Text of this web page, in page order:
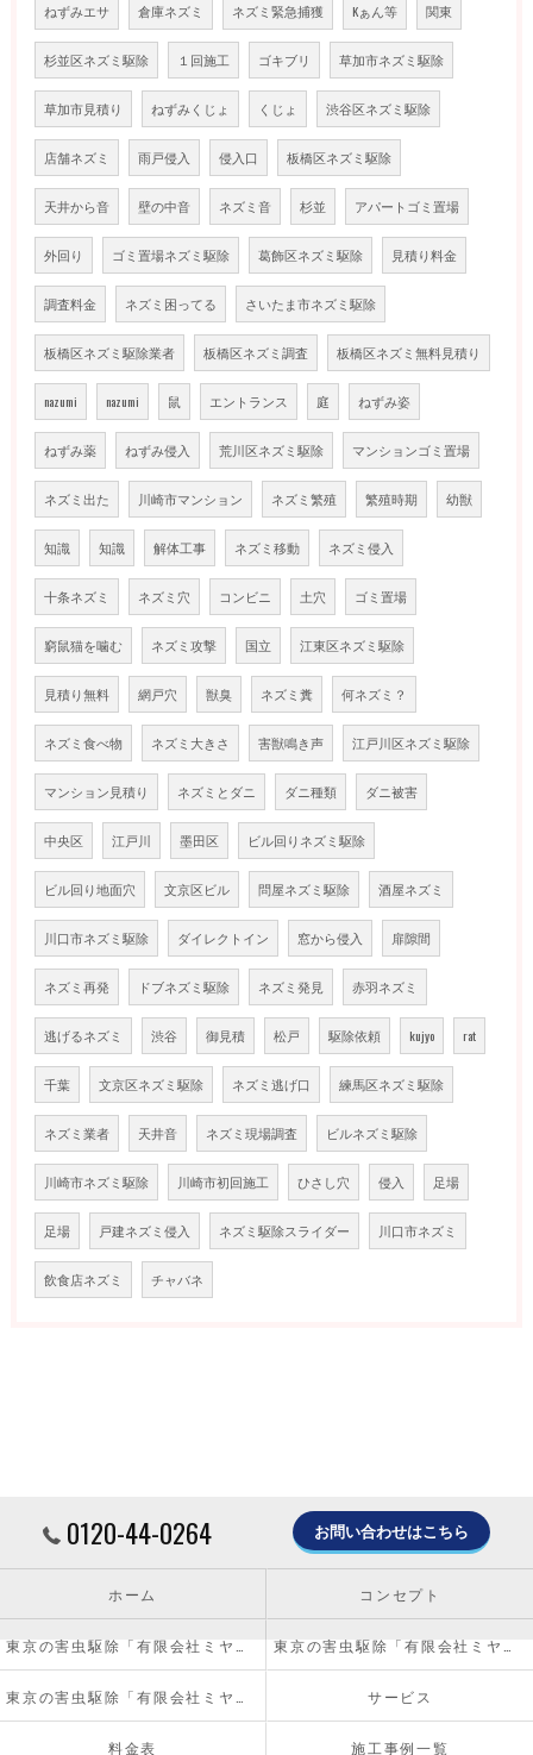
ねずみエサ 倉庫ネズミ ネズミ緊急捕獲 Kぁん等 関東
杉並区ネズミ駆除 １回施工 ゴキブリ 草加市ネズミ駆除
草加市見積り ねずみくじょ くじょ 渋谷区ネズミ駆除
店舗ネズミ 雨戸侵入 侵入口 板橋区ネズミ駆除
天井から音 壁の中音 ネズミ音 杉並 アパートゴミ置場
外回り ゴミ置場ネズミ駆除 葛飾区ネズミ駆除 見積り料金
調査料金 ネズミ困ってる さいたま市ネズミ駆除
板橋区ネズミ駆除業者 板橋区ネズミ調査 板橋区ネズミ無料見積り
nazumi nazumi 鼠 エントランス 庭 ねずみ姿
ねずみ薬 ねずみ侵入 荒川区ネズミ駆除 マンションゴミ置場
ネズミ出た 川崎市マンション ネズミ繁殖 繁殖時期 幼獣
知識 知識 解体工事 ネズミ移動 ネズミ侵入
十条ネズミ ネズミ穴 コンビニ 土穴 ゴミ置場
窮鼠猫を噛む ネズミ攻撃 国立 江東区ネズミ駆除
見積り無料 網戸穴 獣臭 ネズミ糞 何ネズミ？
ネズミ食べ物 ネズミ大きさ 害獣鳴き声 江戸川区ネズミ駆除
マンション見積り ネズミとダニ ダニ種類 ダニ被害
中央区 江戸川 墨田区 ビル回りネズミ駆除
ビル回り地面穴 文京区ビル 問屋ネズミ駆除 酒屋ネズミ
川口市ネズミ駆除 ダイレクトイン 窓から侵入 扉隙間
ネズミ再発 ドブネズミ駆除 ネズミ発見 赤羽ネズミ
逃げるネズミ 渋谷 御見積 松戸 駆除依頼 kujyo rat
千葉 文京区ネズミ駆除 ネズミ逃げ口 練馬区ネズミ駆除
ネズミ業者 天井音 ネズミ現場調査 ビルネズミ駆除
川崎市ネズミ駆除 川崎市初回施工 ひさし穴 侵入 足場
足場 戸建ネズミ侵入 ネズミ駆除スライダー 川口市ネズミ
飲食店ネズミ チャバネ
0120-44-0264 お問い合わせはこちら
ホーム コンセプト
サービス
料金表 施工事例一覧